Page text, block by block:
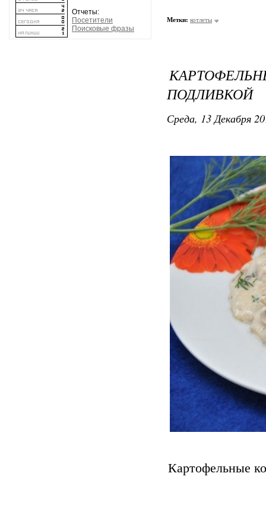
Отчеты:
Посетители
Поисковые фразы
Метки: котлеты
ПОДЛИВКОЙ
Среда, 13 Декабря
Картофельные